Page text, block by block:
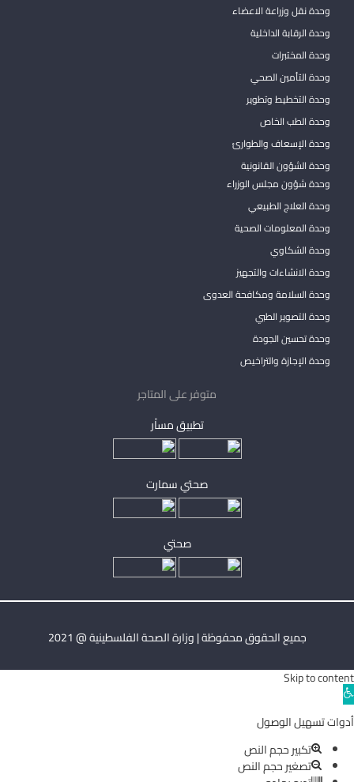
وحدة نقل وزراعة الاعضاء
وحدة الرقابة الداخلية
وحدة المختبرات
وحدة التأمين الصحي
وحدة التخطيط وتطوير
وحدة الطب الخاص
وحدة الإسعاف والطوارئ
وحدة الشؤون القانونية
وحدة شؤون مجلس الوزراء
وحدة العلاج الطبيعي
وحدة المعلومات الصحية
وحدة الشكاوي
وحدة الانشاءات والتجهيز
وحدة السلامة ومكافحة العدوى
وحدة التصوير الطبي
وحدة تحسين الجودة
وحدة الإجازة والتراخيص
متوفر على المتاجر
تطبيق مساْر
صحتي سمارت
صحتي
جميع الحقوق محفوظة | وزارة الصحة الفلسطينية @ 2021
Skip to content
Open
toolbar
أدوات تسهيل الوصول
تكبير حجم النص
تصغير حجم النص